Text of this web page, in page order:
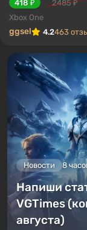
418 ₽ 2485 ₽
Xbox One
ggsel 4.2463
Новости 8
Напиши
VGTimes
августа)